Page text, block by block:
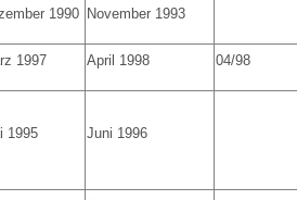
1990 November 1993
1997 April 1998 04/98
1995 Juni 1996